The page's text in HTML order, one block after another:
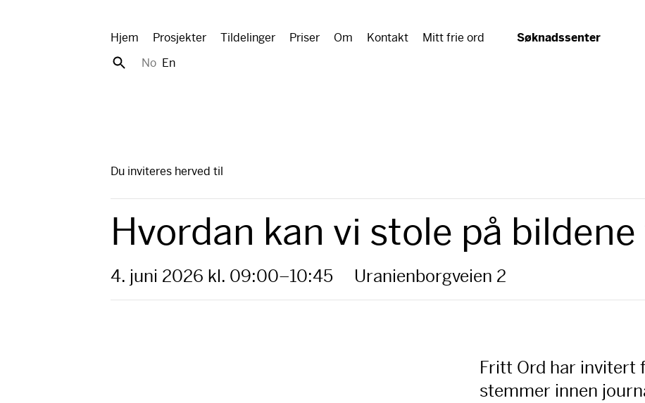
Hjem Prosjekter Tildelinger Priser Om Kontakt
Mitt frie ord
No En
Søknadssenter
Du inviteres herved til
Hvordan kan vi stole på bildene
4. juni 2026 kl. 09:00–10:45 Uranienborgveien 2
Fritt Ord har invitert
stemmer innen